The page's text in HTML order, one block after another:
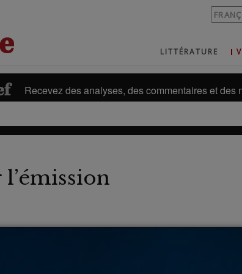
LITTÉRATURE
Recevez des analyses, des commentaires et